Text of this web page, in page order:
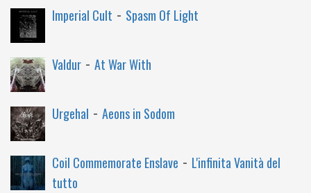
Imperial Cult - Spasm Of Light
Valdur - At War With
Urgehal - Aeons in Sodom
Coil Commemorate Enslave - L'infinita Vanità del
tutto